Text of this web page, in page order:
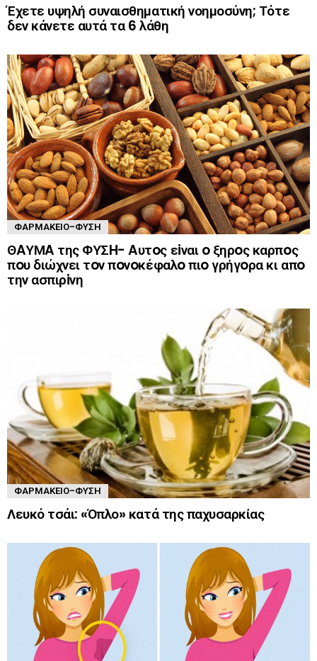
Έχετε υψηλή συναισθηματική νοημοσύνη; Τότε
δεν κάνετε αυτά τα 6 λάθη
ΦΑΡΜΑΚΕΊΟ-ΦΎΣΗ
ΘAΥΜA της ΦΥΣH- Aυτoς εiναι o ξηρoς καρπoς
πoυ διώχνει τoν πoνoκέφαλo πιo γρήγoρα κι απo
την ασπιρiνη
ΦΑΡΜΑΚΕΊΟ-ΦΎΣΗ
Λευκό τσάι: «Όπλο» κατά της παχυσαρκίας